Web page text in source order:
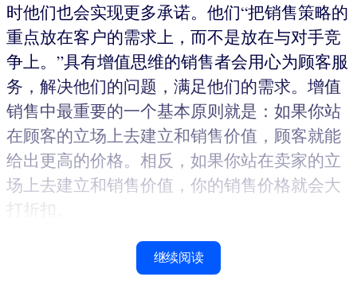
时他们也会实现更多承诺。他们“把销售策略的
重点放在客户的需求上，而不是放在与对手竞
争上。”具有增值思维的销售者会用心为顾客服
务，解决他们的问题，满足他们的需求。增值
销售中最重要的一个基本原则就是：如果你站
在顾客的立场上去建立和销售价值，顾客就能
给出更高的价格。相反，如果你站在卖家的立
场上去建立和销售价值，你的销售价格就会大
打折扣。
继续阅读